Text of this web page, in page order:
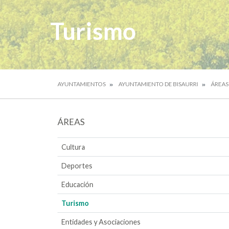
Turismo
AYUNTAMIENTOS AYUNTAMIENTO DE BISAURRI ÁREAS
ÁREAS
Cultura
Deportes
Educación
Turismo
Entidades y Asociaciones